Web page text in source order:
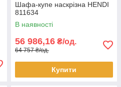
Шафа-купе наскрізна HENDI
811634
В наявності
56 986,16 ₴/од.
64 757 ₴/од.
Купити